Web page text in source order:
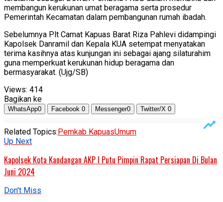
membangun kerukunan umat beragama serta prosedur
Pemerintah Kecamatan dalam pembangunan rumah ibadah.
Sebelumnya Plt Camat Kapuas Barat Riza Pahlevi didampingi
Kapolsek Danramil dan Kepala KUA setempat menyatakan
terima kasihnya atas kunjungan ini sebagai ajang silaturahim
guna memperkuat kerukunan hidup beragama dan
bermasyarakat. (Ujg/SB)
Views: 414
Bagikan ke
WhatsApp0 Facebook 0 Messenger0 Twitter/X 0
Related Topics:Pemkab KapuasUmum
Up Next
Kapolsek Kota Kandangan AKP I Putu Pimpin Rapat Persiapan Di Bulan
Juni 2024
Don't Miss